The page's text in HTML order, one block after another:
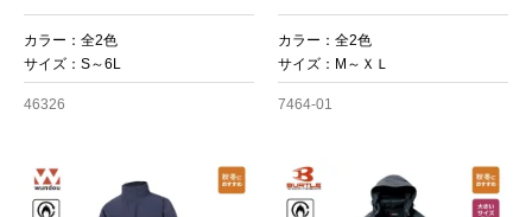
カラー：全2色
サイズ：S～6L
46326
カラー：全2色
サイズ：M～ＸＬ
7464-01